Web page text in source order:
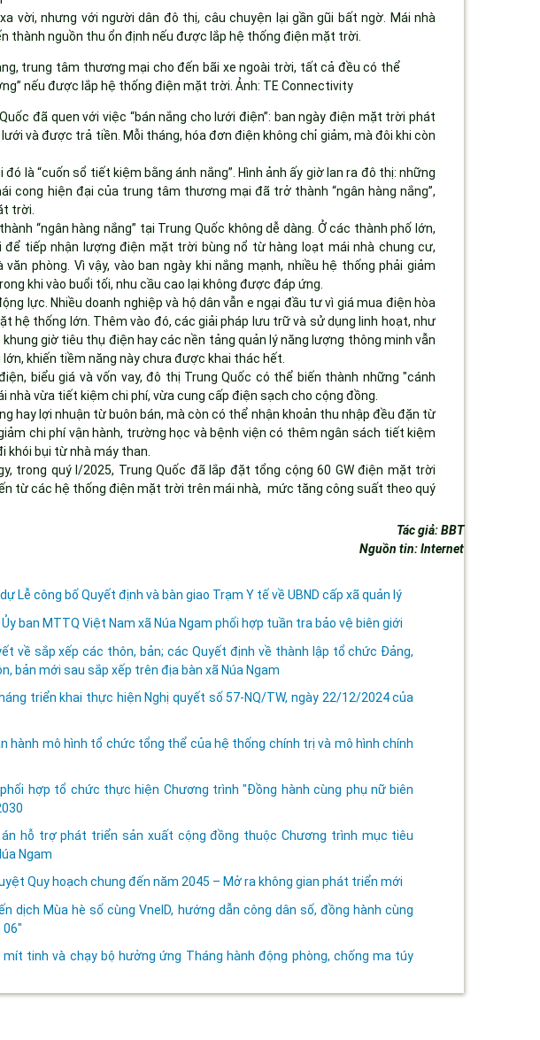
vời, nhưng với người dân đô thị, câu chuyện lại gần gũi bất ngờ. Mái nhà
thành nguồn thu ổn định nếu được lắp hệ thống điện mặt trời.
trung tâm thương mại cho đến bãi xe ngoài trời, tất cả đều có thể
nếu được lắp hệ thống điện mặt trời. Ảnh: TE Connectivity
đã quen với việc “bán nắng cho lưới điện”: ban ngày điện mặt trời phát
và được trả tiền. Mỗi tháng, hóa đơn điện không chỉ giảm, mà đôi khi còn
là “cuốn sổ tiết kiệm bằng ánh nắng”. Hình ảnh ấy giờ lan ra đô thị: những
cong hiện đại của trung tâm thương mại đã trở thành “ngân hàng nắng”,
trời.
“ngân hàng nắng” tại Trung Quốc không dễ dàng. Ở các thành phố lớn,
tiếp nhận lượng điện mặt trời bùng nổ từ hàng loạt mái nhà chung cư,
phòng. Vì vậy, vào ban ngày khi nắng mạnh, nhiều hệ thống phải giảm
khi vào buổi tối, nhu cầu cao lại không được đáp ứng.
lực. Nhiều doanh nghiệp và hộ dân vẫn e ngại đầu tư vì giá mua điện hòa
hệ thống lớn. Thêm vào đó, các giải pháp lưu trữ và sử dụng linh hoạt, như
giờ tiêu thụ điện hay các nền tảng quản lý năng lượng thông minh vẫn
khiến tiềm năng này chưa được khai thác hết.
biểu giá và vốn vay, đô thị Trung Quốc có thể biến thành những "cánh
nhà vừa tiết kiệm chi phí, vừa cung cấp điện sạch cho cộng đồng.
hay lợi nhuận từ buôn bán, mà còn có thể nhận khoản thu nhập đều đặn từ
chi phí vận hành, trường học và bệnh viện có thêm ngân sách tiết kiệm
bụi từ nhà máy than.
trong quý I/2025, Trung Quốc đã lắp đặt tổng cộng 60 GW điện mặt trời
từ các hệ thống điện mặt trời trên mái nhà, mức tăng công suất theo quý
Tác giả: BBT
Nguồn tin: Internet
Lễ công bố Quyết định và bàn giao Trạm Y tế về UBND cấp xã quản lý
Ủy ban MTTQ Việt Nam xã Núa Ngam phối hợp tuần tra bảo vệ biên giới
về sắp xếp các thôn, bản; các Quyết định về thành lập tổ chức Đảng,
bản mới sau sắp xếp trên địa bàn xã Núa Ngam
triển khai thực hiện Nghị quyết số 57-NQ/TW, ngày 22/12/2024 của
hành mô hình tổ chức tổng thể của hệ thống chính trị và mô hình chính
hợp tổ chức thực hiện Chương trình "Đồng hành cùng phụ nữ biên
hỗ trợ phát triển sản xuất cộng đồng thuộc Chương trình mục tiêu
Ngam
Quy hoạch chung đến năm 2045 – Mở ra không gian phát triển mới
dịch Mùa hè số cùng VneID, hướng dẫn công dân số, đồng hành cùng
06"
tinh và chạy bộ hưởng ứng Tháng hành động phòng, chống ma túy